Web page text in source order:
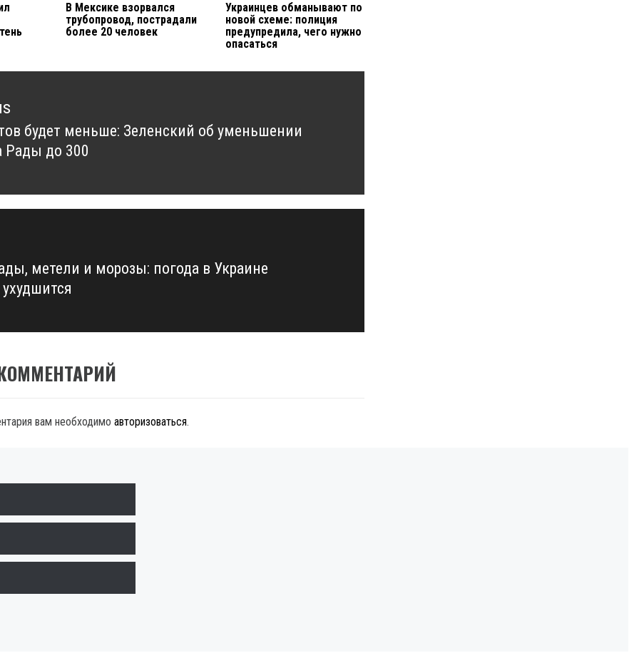
В Мексике взорвался
трубопровод, пострадали
более 20 человек
Украинцев обманывают по
новой схеме: полиция
предупредила, чего нужно
опасаться
будет меньше: Зеленский об уменьшении
Рады до 300
метели и морозы: погода в Украине
вам необходимо авторизоваться.